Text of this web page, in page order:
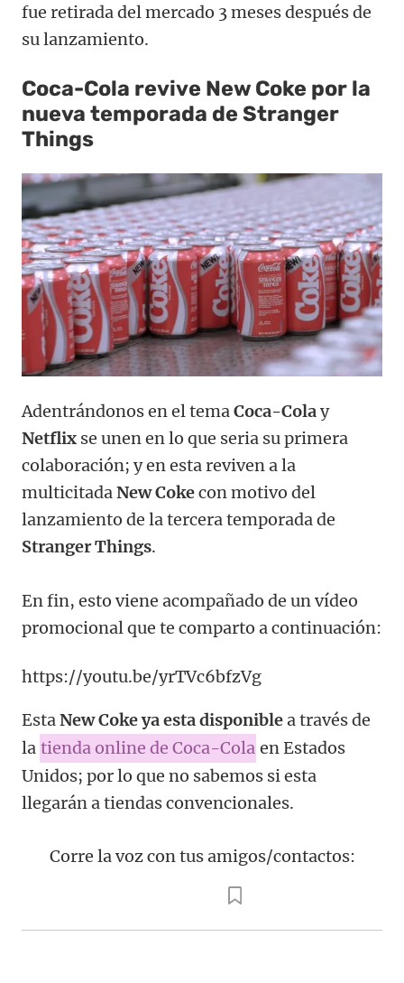
fue retirada del mercado 3 meses después de
su lanzamiento.
Coca-Cola revive New Coke por la
nueva temporada de Stranger
Things
Adentrándonos en el temaCoca-Colay
Netflix se unen en lo que seria su primera
colaboración; y en esta reviven a la
multicitadaNew Cokecon motivo del
lanzamiento de la tercera temporada de
Stranger Things.
En fin, esto viene acompañado de un vídeo
promocional que te comparto a continuación:
https://youtu.be/yrTVc6bfzVg
EstaNew Coke ya esta disponiblea través de
la tienda online de Coca-Cola en Estados
Unidos; por lo que no sabemos si esta
llegarán a tiendas convencionales.
Corre la voz con tus amigos/contactos: